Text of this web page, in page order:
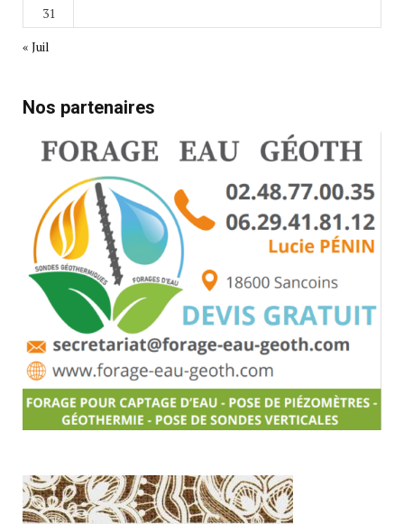
31
« Juil
Nos partenaires